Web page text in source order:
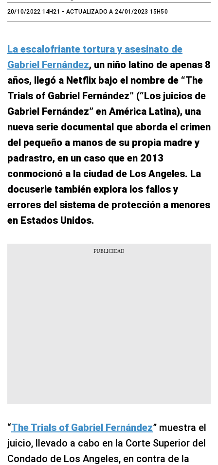
20/10/2022 14H21 - ACTUALIZADO A 24/01/2023 15H50
La escalofriante tortura y asesinato de
Gabriel Fernández, un niño latino de apenas 8
años, llegó a Netflix bajo el nombre de “The
Trials of Gabriel Fernández” (“Los juicios de
Gabriel Fernández” en América Latina), una
nueva serie documental que aborda el crimen
del pequeño a manos de su propia madre y
padrastro, en un caso que en 2013
conmocionó a la ciudad de Los Angeles. La
docuserie también explora los fallos y
errores del sistema de protección a menores
en Estados Unidos.
“The Trials of Gabriel Fernández” muestra el
juicio, llevado a cabo en la Corte Superior del
Condado de Los Angeles, en contra de la